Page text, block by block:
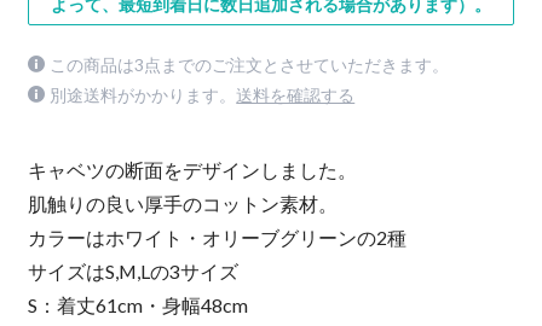
よって、最短到着日に数日追加される場合があります）。
この商品は3点までのご注文とさせていただきます。
別途送料がかかります。 送料を確認する
キャベツの断面をデザインしました。
肌触りの良い厚手のコットン素材。
カラーはホワイト・オリーブグリーンの2種
サイズはS,M,Lの3サイズ
S：着丈61cm・身幅48cm